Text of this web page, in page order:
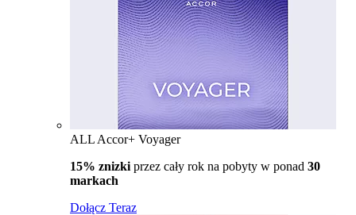
ALL Accor+ Voyager
15% znizki przez cały rok na pobyty w ponad 30
markach
Dołącz Teraz